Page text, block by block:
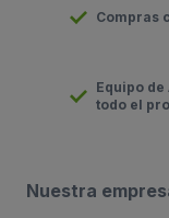
Compras
Equipo
todo el
Nuestra